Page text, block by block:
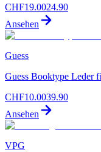
CHF19.0024.90
Ansehen
Guess
Guess Booktype Leder
CHF10.0039.90
Ansehen
VPG